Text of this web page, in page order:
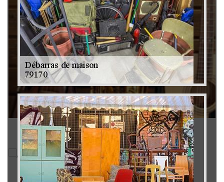
Rachat instrument de musique 79
Achat antiquité 79